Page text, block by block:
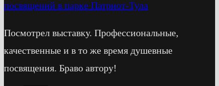
посвящений в парке Патриот-Тула
Посмотрел выставку. Профессиональные,
качественные и в то же время душевные
посвящения. Браво автору!